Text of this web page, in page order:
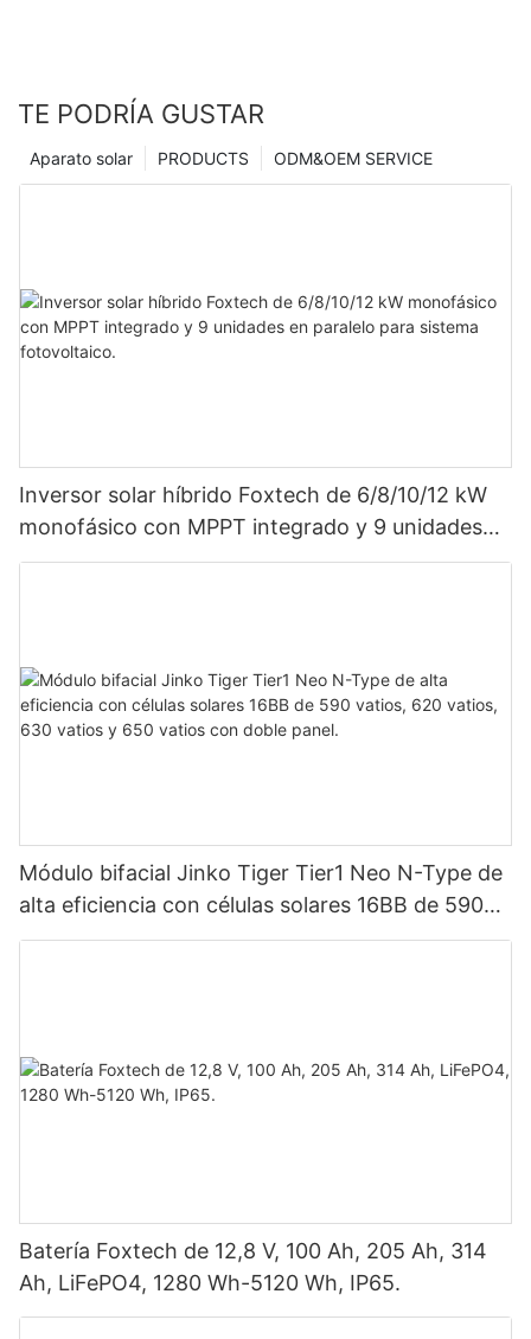
TE PODRÍA GUSTAR
ODM&OEM SERVICE
PRODUCTS
Aparato solar
Inversor solar híbrido Foxtech de 6/8/10/12 kW
monofásico con MPPT integrado y 9 unidades
en paralelo para sistema fotovoltaico.
Módulo bifacial Jinko Tiger Tier1 Neo N-Type de
alta eficiencia con células solares 16BB de 590
vatios, 620 vatios, 630 vatios y 650 vatios con
Batería Foxtech de 12,8 V, 100 Ah, 205 Ah, 314
Ah, LiFePO4, 1280 Wh-5120 Wh, IP65.